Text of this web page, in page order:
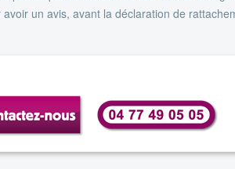
un avis, avant la déclaration de